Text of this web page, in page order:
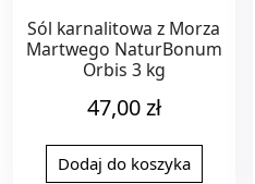
Sól karnalitowa z Morza
Martwego NaturBonum
Orbis 3 kg
47,00zł
Dodaj do koszyka